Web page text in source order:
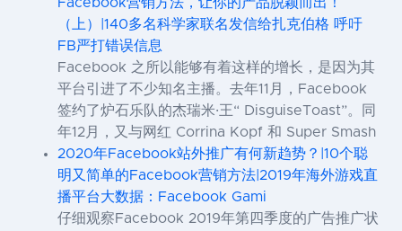
（上）|140多名科学家联名发信给扎克伯格 呼吁
FB严打错误信息
Facebook 之所以能够有着这样的增长，是因为其
平台引进了不少知名主播。去年11月，Facebook
签约了炉石乐队的杰瑞米·王“ DisguiseToast”。同
年12月，又与网红 Corrina Kopf 和 Super Smash
2020年Facebook站外推广有何新趋势？|10个聪
明又简单的Facebook营销方法|2019年海外游戏直
播平台大数据：Facebook Gami
仔细观察Facebook 2019年第四季度的广告推广状